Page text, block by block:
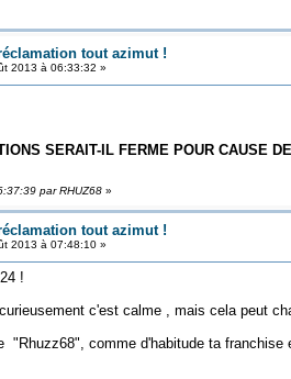
tout azimut !
2013 à 06:33:32 »
SERAIT-IL FERME POUR CAUSE
par RHUZ68»
tout azimut !
2013 à 07:48:10 »
!
c'est calme , mais cela peut
"Rhuzz68", comme d'habitude ta